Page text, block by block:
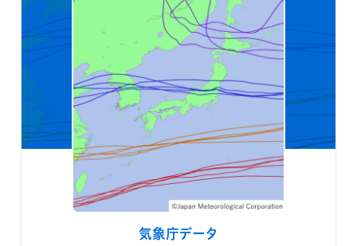
気象庁データ